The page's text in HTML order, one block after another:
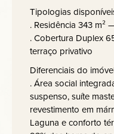
Tipologias
. Residência 343 m²
. Cobertura Duplex
terraço privativo
Diferenciais do
. Área social
suspenso, suíte
revestimento em
Laguna e conforto